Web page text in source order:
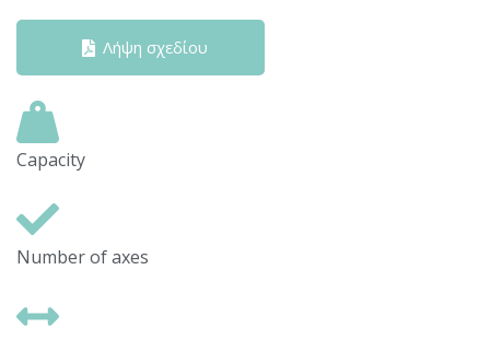
Λήψη σχεδίου
Capacity
Number of axes